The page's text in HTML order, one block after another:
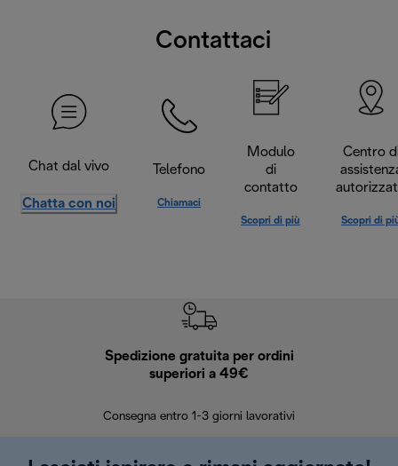
Contattaci
Chat dal vivo
Chatta con noi
Telefono
Chiamaci
Modulo
di
contatto
Scopri di più
Centro
Scopri di
Spedizione gratuita per ordini
superiori a 49€
Consegna entro 1-3 giorni lavorativi